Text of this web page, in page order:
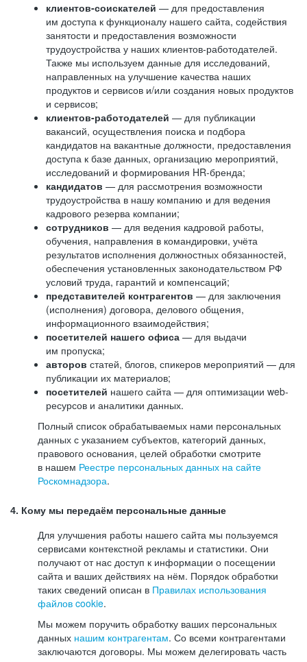
клиентов-соискателей — для предоставления
им доступа к функционалу нашего сайта, содействия
занятости и предоставления возможности
трудоустройства у наших клиентов-работодателей.
Также мы используем данные для исследований,
направленных на улучшение качества наших
продуктов и сервисов и/или создания новых продуктов
и сервисов;
клиентов-работодателей — для публикации
вакансий, осуществления поиска и подбора
кандидатов на вакантные должности, предоставления
доступа к базе данных, организацию мероприятий,
исследований и формирования HR-бренда;
кандидатов — для рассмотрения возможности
трудоустройства в нашу компанию и для ведения
кадрового резерва компании;
сотрудников — для ведения кадровой работы,
обучения, направления в командировки, учёта
результатов исполнения должностных обязанностей,
обеспечения установленных законодательством РФ
условий труда, гарантий и компенсаций;
представителей контрагентов — для заключения
(исполнения) договора, делового общения,
информационного взаимодействия;
посетителей нашего офиса — для выдачи
им пропуска;
авторов статей, блогов, спикеров мероприятий — для
публикации их материалов;
посетителей нашего сайта — для оптимизации web-
ресурсов и аналитики данных.
Полный список обрабатываемых нами персональных
данных с указанием субъектов, категорий данных,
правового основания, целей обработки смотрите
в нашем Реестре персональных данных на сайте
Роскомнадзора.
4. Кому мы передаём персональные данные
Для улучшения работы нашего сайта мы пользуемся
сервисами контекстной рекламы и статистики. Они
получают от нас доступ к информации о посещении
сайта и ваших действиях на нём. Порядок обработки
таких сведений описан в Правилах использования
файлов cookie.
Мы можем поручить обработку ваших персональных
данных нашим контрагентам. Со всеми контрагентами
заключаются договоры. Мы можем делегировать часть